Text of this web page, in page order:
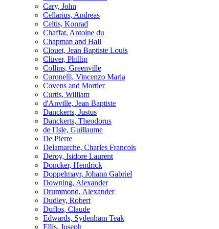
Cary, John
Cellarius, Andreas
Celtis, Konrad
Chaffat, Antoine du
Chapman and Hall
Clouet, Jean Baptiste Louis
Clüver, Phillip
Collins, Greenville
Coronelli, Vincenzo Maria
Covens and Mortier
Curtis, William
d'Anville, Jean Baptiste
Danckerts, Justus
Danckerts, Theodorus
de l'Isle, Guillaume
De Pierre
Delamarche, Charles Francois
Deroy, Isidore Laurent
Doncker, Hendrick
Doppelmayr, Johann Gabriel
Downing, Alexander
Drummond, Alexander
Dudley, Robert
Duflos, Claude
Edwards, Sydenham Teak
Ellis, Joseph